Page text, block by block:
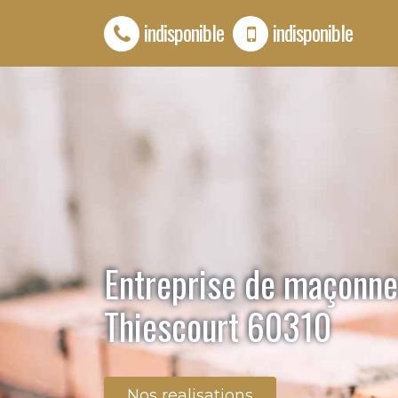
indisponible indisponible
Entreprise de
Thiescourt 60310